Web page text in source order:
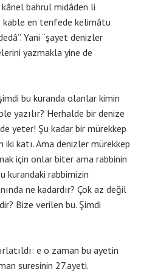
bahrul midâden li
en tenfede kelimâtu
Yani “şayet denizler
yazmakla yine de
bu kuranda olanlar kimin
yazılır? Herhalde bir denize
yeter! Şu kadar bir mürekkep
katı. Ama denizler mürekkep
için onlar biter ama rabbinin
kurandaki rabbimizin
ne kadardır? Çok az değil
Bize verilen bu. Şimdi
e o zaman bu ayetin
suresinin 27.ayeti.